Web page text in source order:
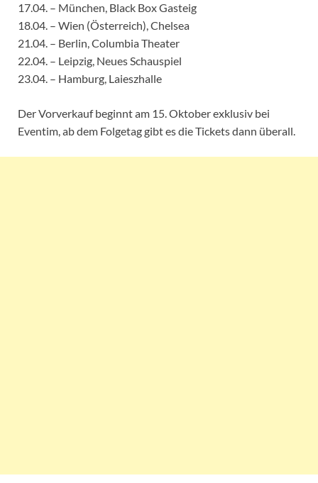
17.04. – München, Black Box Gasteig
18.04. – Wien (Österreich), Chelsea
21.04. – Berlin, Columbia Theater
22.04. – Leipzig, Neues Schauspiel
23.04. – Hamburg, Laieszhalle
Der Vorverkauf beginnt am 15. Oktober exklusiv bei
Eventim, ab dem Folgetag gibt es die Tickets dann überall.